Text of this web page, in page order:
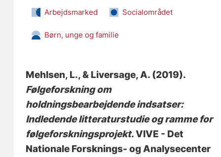
Arbejdsmarked Socialområdet
Børn, unge og familie
Mehlsen, L., & Liversage, A. (2019).
Følgeforskning om
holdningsbearbejdende indsatser:
Indledende litteraturstudie og ramme for
følgeforskningsprojekt. VIVE - Det
Nationale Forsknings- og Analysecenter